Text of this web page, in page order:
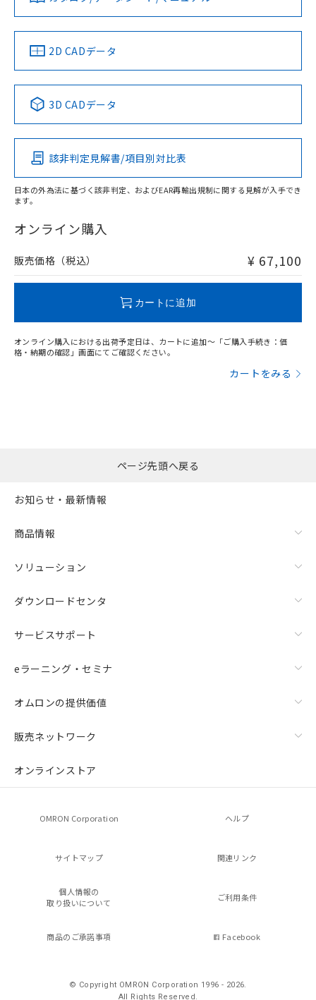
ソフトウェアの使用条件
中国 RoHS 注意事項・凡例
Pb Hg Cd Cr(VI)
O
在庫等で未対応品が混在する可能性があります。
問い合わせください。
LR型式承認
（イギリス
船舶規格）
DNV型式承認
（ノルウェー
BV型式承認
（フランス
KR型式
（韓国
Yes No No No
この製品の規格認証/適合状況ページへ
その他の認証はこちらのページからご検索ください
2D CADデータ
3D CADデータ
該非判定見解書/項目別対比表
日本の外為法に基づく該非判定、およびEAR再輸出規制に関する見解が入手でき
ます。
オンライン購入
販売価格（税込） ¥ 67,100
カートに追加
オンライン購入における出荷予定日は、カートに追加～「ご購入手続き：価
格・納期の確認」画面にてご確認ください。
カートをみる
ページ先頭へ戻る
お知らせ・最新情報
商品情報
ソリューション
ダウンロードセンタ
サービスサポート
eラーニング・セミナ
オムロンの提供価値
販売ネットワーク
オンラインストア
OMRON Corporation ヘルプ
サイトマップ 関連リンク
個人情報の
取り扱いについて
ご利用条件
商品のご承諾事項 Facebook
© Copyright OMRON Corporation 1996 - 2026.
All Rights Reserved.